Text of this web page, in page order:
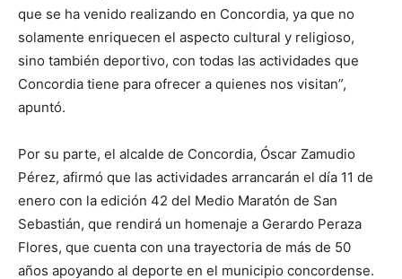
que se ha venido realizando en Concordia, ya que no
solamente enriquecen el aspecto cultural y religioso,
sino también deportivo, con todas las actividades que
Concordia tiene para ofrecer a quienes nos visitan”,
apuntó.
Por su parte, el alcalde de Concordia, Óscar Zamudio
Pérez, afirmó que las actividades arrancarán el día 11 de
enero con la edición 42 del Medio Maratón de San
Sebastián, que rendirá un homenaje a Gerardo Peraza
Flores, que cuenta con una trayectoria de más de 50
años apoyando al deporte en el municipio concordense.